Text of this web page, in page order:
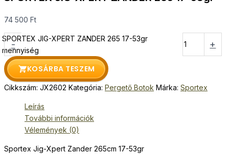
74 500 Ft
-
SPORTEX JIG-XPERT ZANDER 265 17-53gr
mennyiség
+
KOSÁRBA TESZEM
Cikkszám: JX2602 Kategória: Pergető Botok Márka: Sportex
Leírás
További információk
Vélemények (0)
Sportex Jig-Xpert Zander 265cm 17-53gr